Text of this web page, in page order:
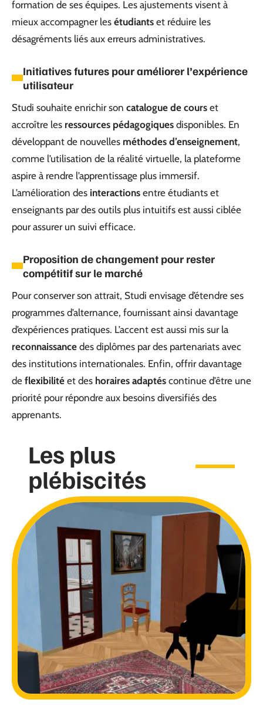
formation de ses équipes. Les ajustements visent à
mieux accompagner les étudiants et réduire les
désagréments liés aux erreurs administratives.
Initiatives futures pour améliorer l’expérience
utilisateur
Studi souhaite enrichir son catalogue de cours et
accroître les ressources pédagogiques disponibles. En
développant de nouvelles méthodes d’enseignement,
comme l’utilisation de la réalité virtuelle, la plateforme
aspire à rendre l’apprentissage plus immersif.
L’amélioration des interactions entre étudiants et
enseignants par des outils plus intuitifs est aussi ciblée
pour assurer un suivi efficace.
Proposition de changement pour rester
compétitif sur le marché
Pour conserver son attrait, Studi envisage d’étendre ses
programmes d’alternance, fournissant ainsi davantage
d’expériences pratiques. L’accent est aussi mis sur la
reconnaissance des diplômes par des partenariats avec
des institutions internationales. Enfin, offrir davantage
de flexibilité et des horaires adaptés continue d’être une
priorité pour répondre aux besoins diversifiés des
apprenants.
Les plus
plébiscités